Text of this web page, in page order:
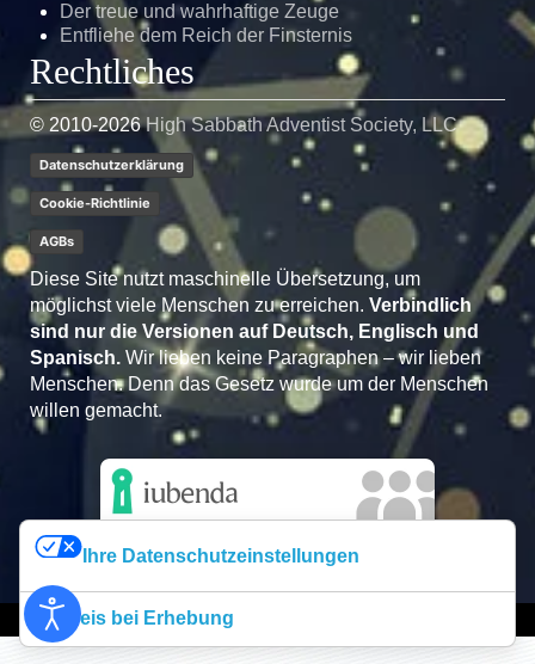
Der treue und wahrhaftige Zeuge
Entfliehe dem Reich der Finsternis
Rechtliches
© 2010-2026 High Sabbath Adventist Society, LLC
Datenschutzerklärung
Cookie-Richtlinie
AGBs
Diese Site nutzt maschinelle Übersetzung, um
möglichst viele Menschen zu erreichen. Verbindlich
sind nur die Versionen auf Deutsch, Englisch und
Spanisch. Wir lieben keine Paragraphen – wir lieben
Menschen. Denn das Gesetz wurde um der Menschen
willen gemacht.
Ihre Datenschutzeinstellungen
Hinweis bei Erhebung